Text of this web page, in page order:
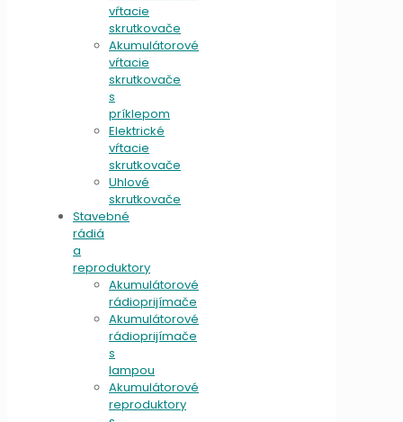
vŕtacie
skrutkovače
Akumulátorové
vŕtacie
skrutkovače
s
príklepom
Elektrické
vŕtacie
skrutkovače
Uhlové
skrutkovače
Stavebné
rádiá
a
reproduktory
Akumulátorové
rádioprijímače
Akumulátorové
rádioprijímače
s
lampou
Akumulátorové
reproduktory